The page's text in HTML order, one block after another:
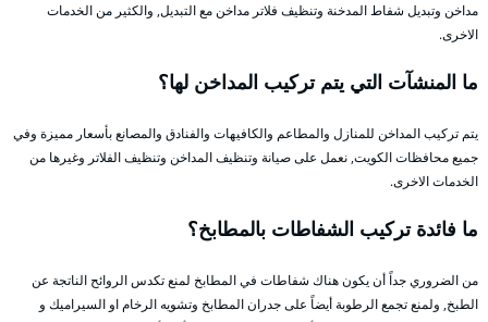
مداخن وتبديل شفاط المدخنة وتنظيف فلاتر مداخن مع التبديل, والكثير من الخدمات
الاخرى.
ما المنشآت التي يتم تركيب المداخن لها؟
يتم تركيب المداخن للمنازل والمطاعم والكافيهات والفنادق والمصانع بأسعار مميزة وفي
جميع محافظات الكويت, نعمل على صيانة وتنظيف المداخن وتنظيف الفلاتر وغيرها من
الخدمات الاخرى.
ما فائدة تركيب الشفاطات بالمطابخ؟
من الضروري جداً أن يكون هناك شفاطات في المطابخ لمنع تكدس الروائح الناتجة عن
الطبخ, ولمنع تجمع الرطوبة أيضاً على جدران المطابخ وتشويه الرخام او السيراميك و